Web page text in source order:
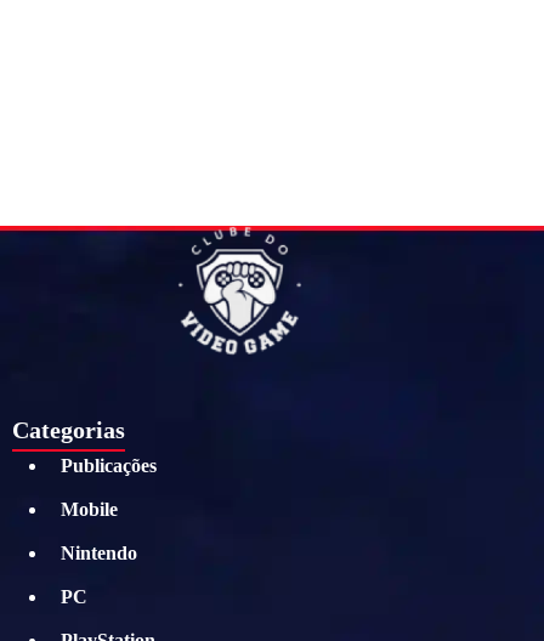
Categorias
Publicações
Mobile
Nintendo
PC